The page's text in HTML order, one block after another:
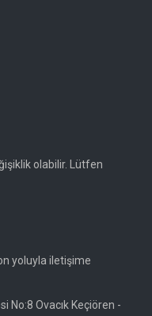
olabilir. Lütfen
yoluyla iletişime
No:8 Ovacık Keçiören -